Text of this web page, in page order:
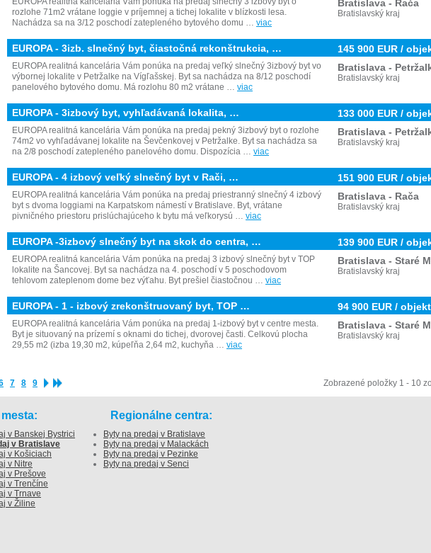
rozlohe 71m2 vrátane loggie v príjemnej a tichej lokalite v blízkosti lesa.
Nachádza sa na 3/12 poschodí zatepleného bytového domu … viac
Bratislava - Rača
Bratislavský kraj
EUROPA - 3izb. slnečný byt, čiastočná rekonštrukcia, …
EUROPA realitná kancelária Vám ponúka na predaj veľký slnečný 3izbový byt vo
výbornej lokalite v Petržalke na Vígľašskej. Byt sa nachádza na 8/12 poschodí
panelového bytového domu. Má rozlohu 80 m2 vrátane … viac
145 900 EUR /
Bratislava -
Bratislavský kraj
EUROPA - 3izbový byt, vyhľadávaná lokalita, …
EUROPA realitná kancelária Vám ponúka na predaj pekný 3izbový byt o rozlohe
74m2 vo vyhľadávanej lokalite na Ševčenkovej v Petržalke. Byt sa nachádza sa
na 2/8 poschodí zatepleného panelového domu. Dispozícia … viac
133 000 EUR /
Bratislava -
Bratislavský kraj
EUROPA - 4 izbový veľký slnečný byt v Rači, …
EUROPA realitná kancelária Vám ponúka na predaj priestranný slnečný 4 izbový
byt s dvoma loggiami na Karpatskom námestí v Bratislave. Byt, vrátane
pivničného priestoru prislúchajúceho k bytu má veľkorysú … viac
151 900 EUR /
Bratislava - Rača
Bratislavský kraj
EUROPA -3izbový slnečný byt na skok do centra, …
EUROPA realitná kancelária Vám ponúka na predaj 3 izbový slnečný byt v TOP
lokalite na Šancovej. Byt sa nachádza na 4. poschodí v 5 poschodovom
tehlovom zateplenom dome bez výťahu. Byt prešiel čiastočnou … viac
139 900 EUR /
Bratislava - Staré
Bratislavský kraj
EUROPA - 1 - izbový zrekonštruovaný byt, TOP …
EUROPA realitná kancelária Vám ponúka na predaj 1-izbový byt v centre mesta.
Byt je situovaný na prízemí s oknami do tichej, dvorovej časti. Celkovú plocha
29,55 m2 (izba 19,30 m2, kúpeľňa 2,64 m2, kuchyňa … viac
94 900 EUR / objekt
Bratislava - Staré
Bratislavský kraj
7 8 9 Zobrazené položky 1 - 10
v Banskej Bystrici
v Bratislave
v Košiciach
v Nitre
v Prešove
v Trenčíne
v Trnave
v Žiline
Regionálne centra:
Byty na predaj v Bratislave
Byty na predaj v Malackách
Byty na predaj v Pezinke
Byty na predaj v Senci